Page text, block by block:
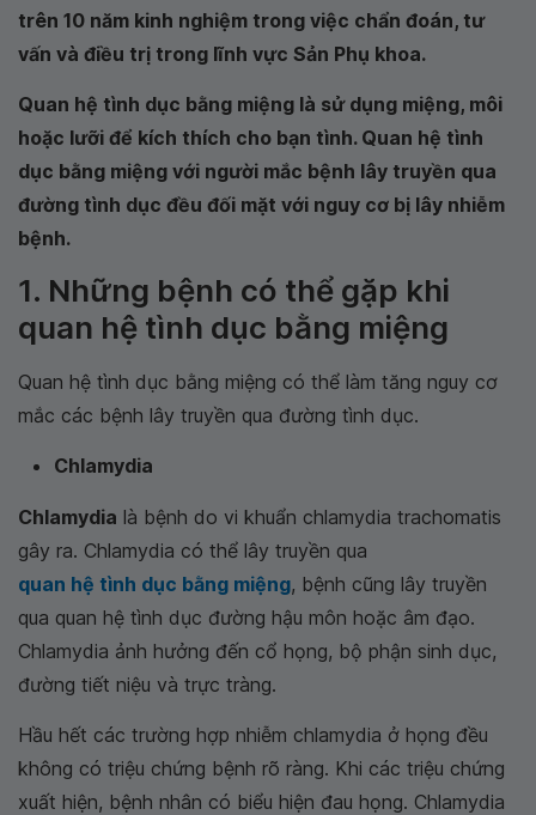
trên 10 năm kinh nghiệm trong việc chẩn đoán, tư
vấn và điều trị trong lĩnh vực Sản Phụ khoa.
Quan hệ tình dục bằng miệng là sử dụng miệng, môi
hoặc lưỡi để kích thích cho bạn tình. Quan hệ tình
dục bằng miệng với người mắc bệnh lây truyền qua
đường tình dục đều đối mặt với nguy cơ bị lây nhiễm
bệnh.
1. Những bệnh có thể gặp khi
quan hệ tình dục bằng miệng
Quan hệ tình dục bằng miệng có thể làm tăng nguy cơ
mắc các bệnh lây truyền qua đường tình dục.
Chlamydia
Chlamydia là bệnh do vi khuẩn chlamydia trachomatis
gây ra. Chlamydia có thể lây truyền qua
quan hệ tình dục bằng miệng, bệnh cũng lây truyền
qua quan hệ tình dục đường hậu môn hoặc âm đạo.
Chlamydia ảnh hưởng đến cổ họng, bộ phận sinh dục,
đường tiết niệu và trực tràng.
Hầu hết các trường hợp nhiễm chlamydia ở họng đều
không có triệu chứng bệnh rõ ràng. Khi các triệu chứng
xuất hiện, bệnh nhân có biểu hiện đau họng. Chlamydia